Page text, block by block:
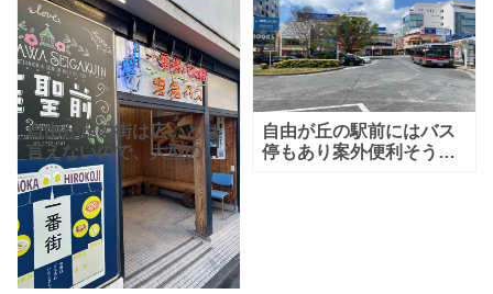
自由が丘の街は広いとは
言えないので、大型の駐
車場もあまりないし、駐
輪場も多くなく、道も狭
いので、車や自転車は苦
労しますよね。 そんなと
きはやはり電車やバスが
便利
自由が丘の駅前にはバス
停もあり案外便利そうで